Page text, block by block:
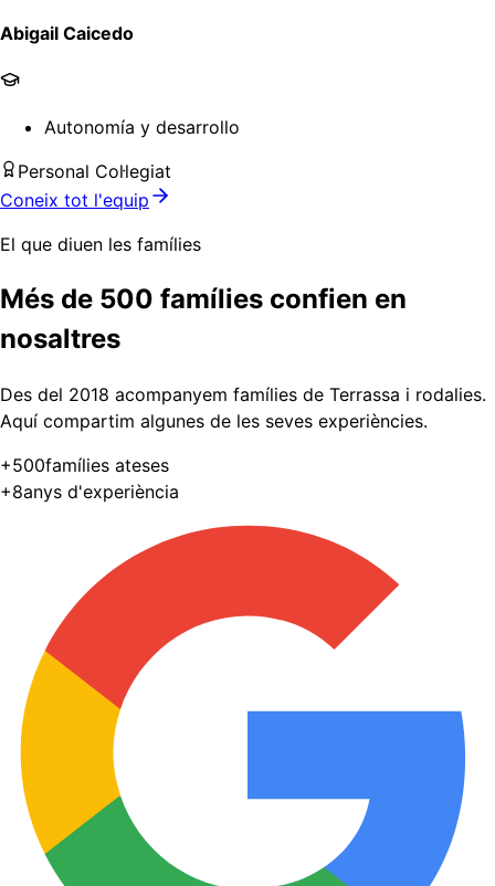
Abigail Caicedo
Autonomía y desarrollo
Personal Col·legiat
Coneix tot l'equip
El que diuen les famílies
Més de 500 famílies confien en
nosaltres
Des del 2018 acompanyem famílies de Terrassa i rodalies.
Aquí compartim algunes de les seves experiències.
+500famílies ateses
+8anys d'experiència